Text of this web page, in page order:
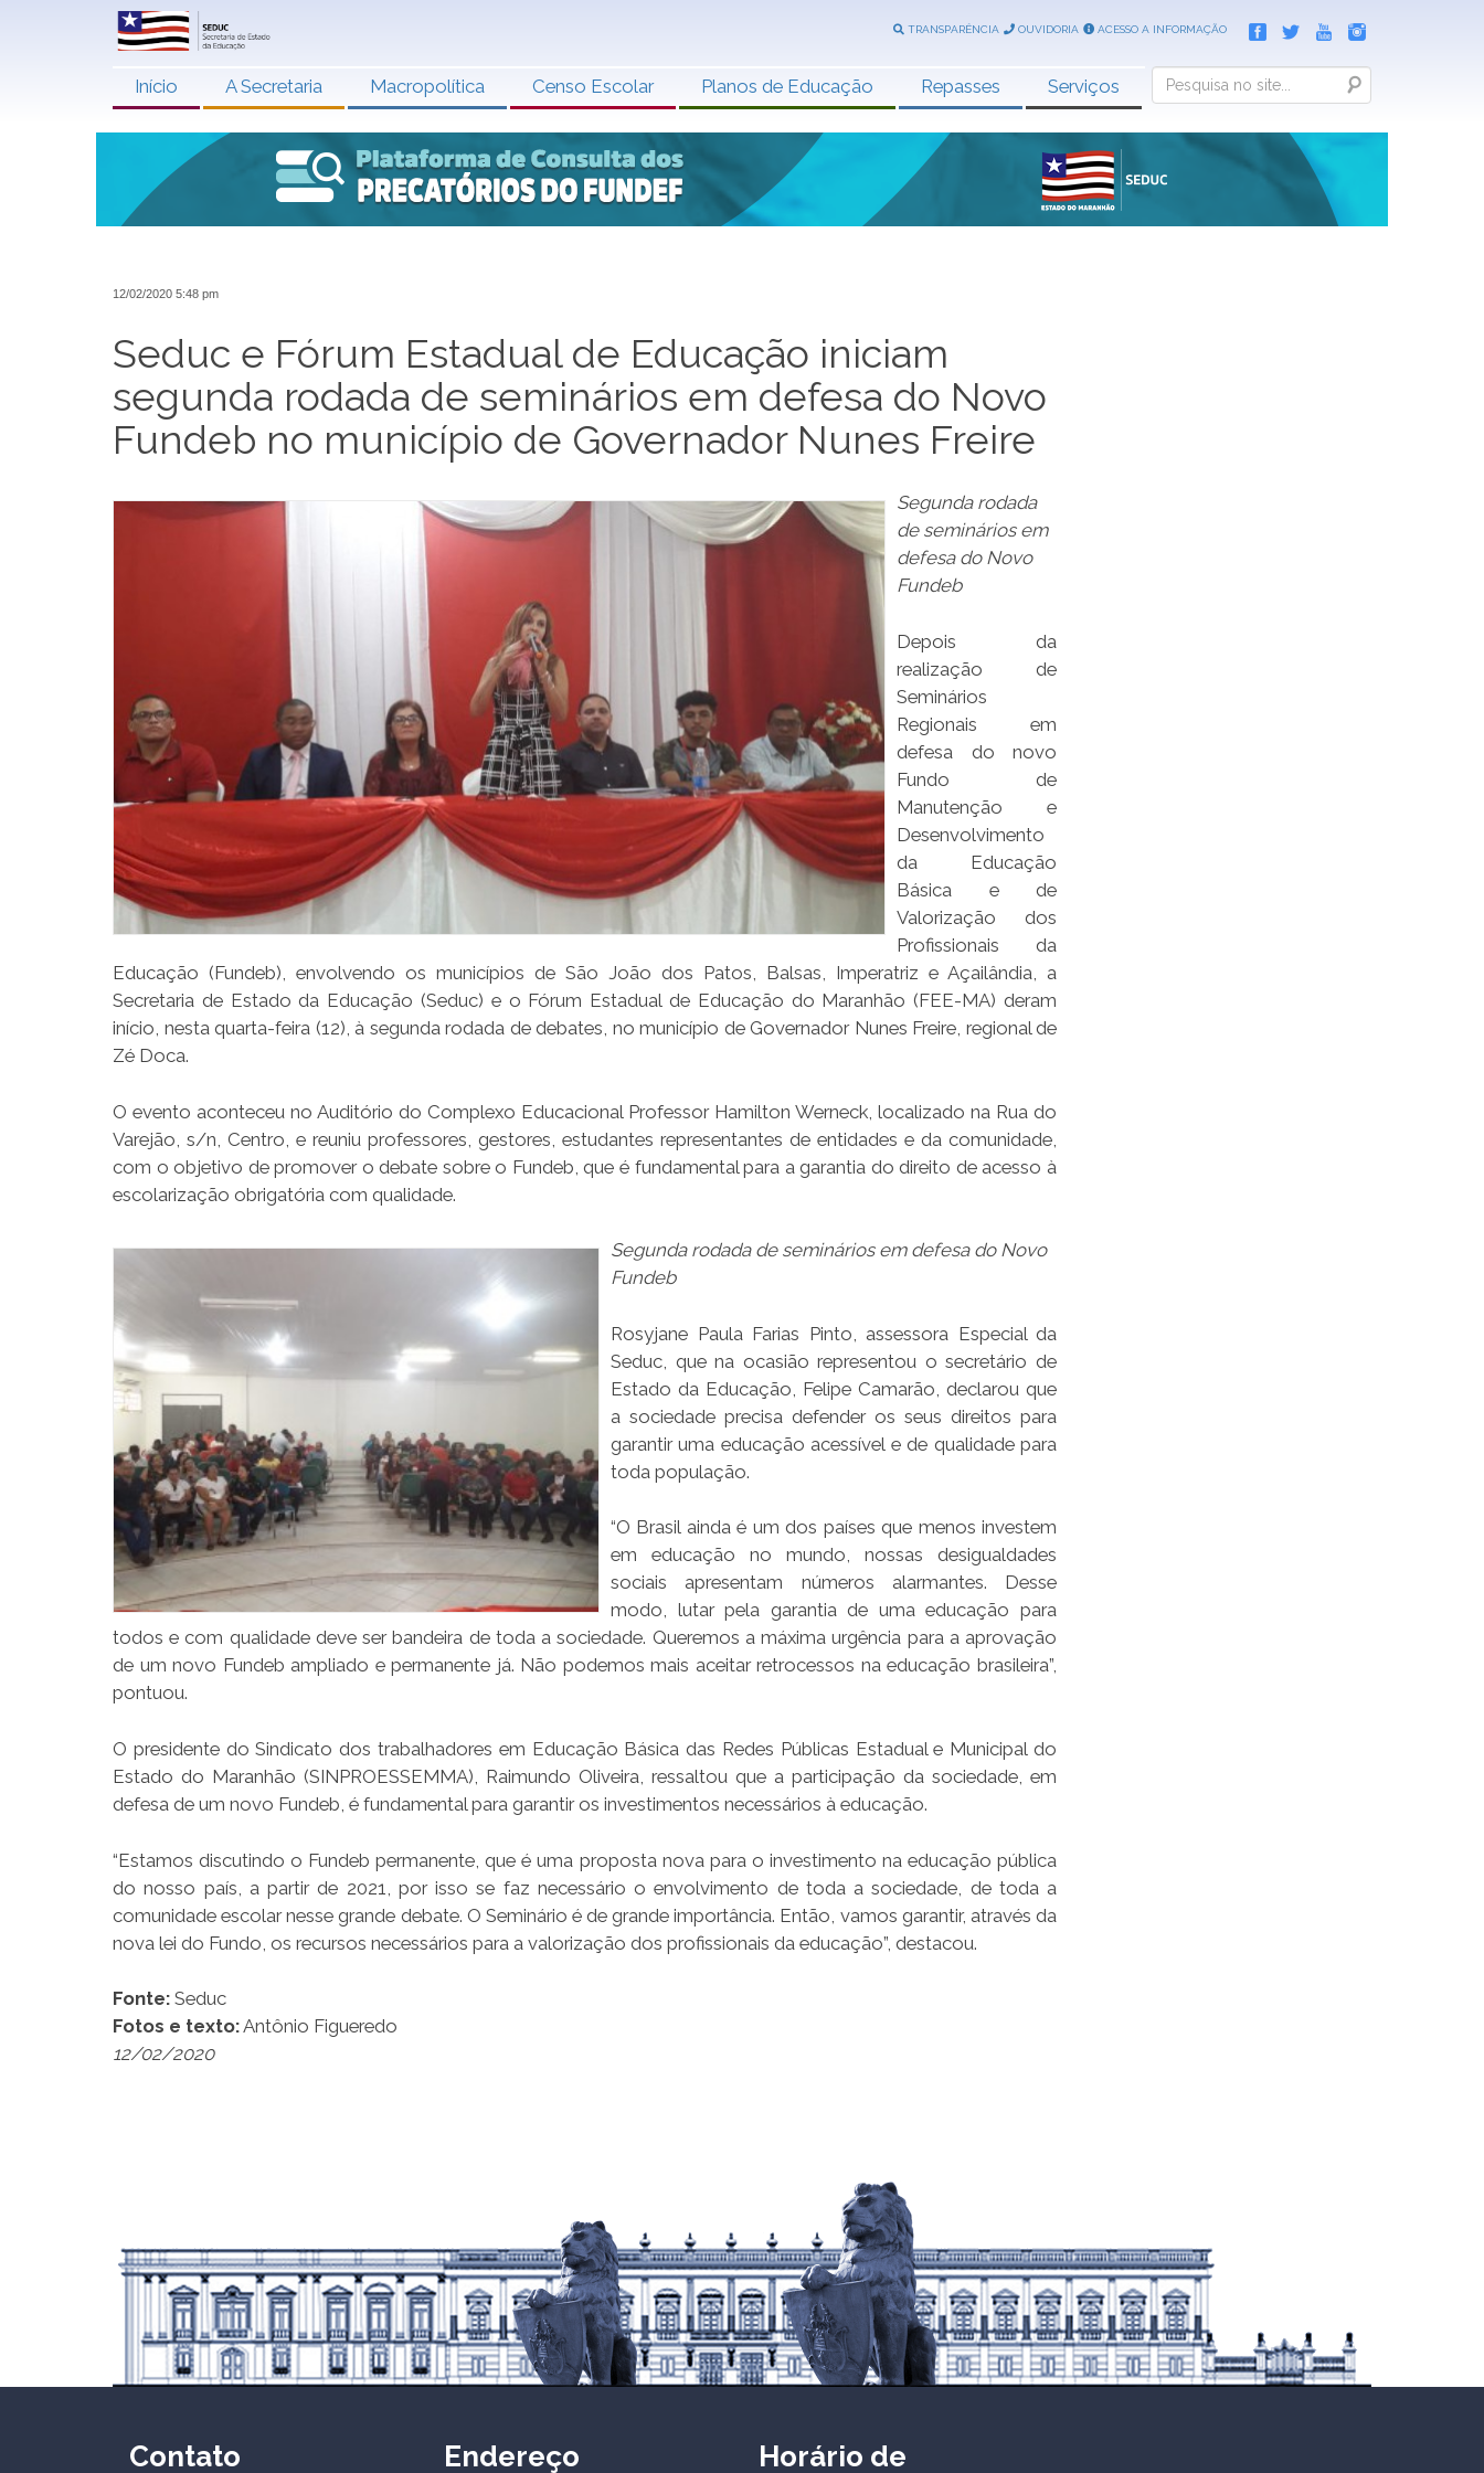
TRANSPARÊNCIA OUVIDORIA ACESSO A INFORMAÇÃO
Início A Secretaria Macropolítica Censo Escolar Planos de Educação Repasses Serviços Search
12/02/2020 5:48 pm
Seduc e Fórum Estadual de Educação iniciam
segunda rodada de seminários em defesa do Novo
Fundeb no município de Governador Nunes Freire
Segunda rodada
de seminários em
defesa do Novo
Fundeb
Depois da
realização de
Seminários
Regionais em
defesa do novo
Fundo de
Manutenção e
Desenvolvimento
da Educação
Básica e de
Valorização dos
Profissionais da
Educação (Fundeb), envolvendo os municípios de São João dos Patos, Balsas, Imperatriz e Açailândia, a
Secretaria de Estado da Educação (Seduc) e o Fórum Estadual de Educação do Maranhão (FEE-MA) deram
início, nesta quarta-feira (12), à segunda rodada de debates, no município de Governador Nunes Freire, regional de
Zé Doca.
O evento aconteceu no Auditório do Complexo Educacional Professor Hamilton Werneck, localizado na Rua do
Varejão, s/n, Centro, e reuniu professores, gestores, estudantes representantes de entidades e da comunidade,
com o objetivo de promover o debate sobre o Fundeb, que é fundamental para a garantia do direito de acesso à
escolarização obrigatória com qualidade.
Segunda rodada de seminários em defesa do Novo
Fundeb
Rosyjane Paula Farias Pinto, assessora Especial da
Seduc, que na ocasião representou o secretário de
Estado da Educação, Felipe Camarão, declarou que
a sociedade precisa defender os seus direitos para
garantir uma educação acessível e de qualidade para
toda população.
“O Brasil ainda é um dos países que menos investem
em educação no mundo, nossas desigualdades
sociais apresentam números alarmantes. Desse
modo, lutar pela garantia de uma educação para
todos e com qualidade deve ser bandeira de toda a sociedade. Queremos a máxima urgência para a aprovação
de um novo Fundeb ampliado e permanente já. Não podemos mais aceitar retrocessos na educação brasileira”,
pontuou.
O presidente do Sindicato dos trabalhadores em Educação Básica das Redes Públicas Estadual e Municipal do
Estado do Maranhão (SINPROESSEMMA), Raimundo Oliveira, ressaltou que a participação da sociedade, em
defesa de um novo Fundeb, é fundamental para garantir os investimentos necessários à educação.
“Estamos discutindo o Fundeb permanente, que é uma proposta nova para o investimento na educação pública
do nosso país, a partir de 2021, por isso se faz necessário o envolvimento de toda a sociedade, de toda a
comunidade escolar nesse grande debate. O Seminário é de grande importância. Então, vamos garantir, através da
nova lei do Fundo, os recursos necessários para a valorização dos profissionais da educação”, destacou.
Fonte: Seduc
Fotos e texto:Antônio Figueredo
12/02/2020
Contato Endereço
Horário de